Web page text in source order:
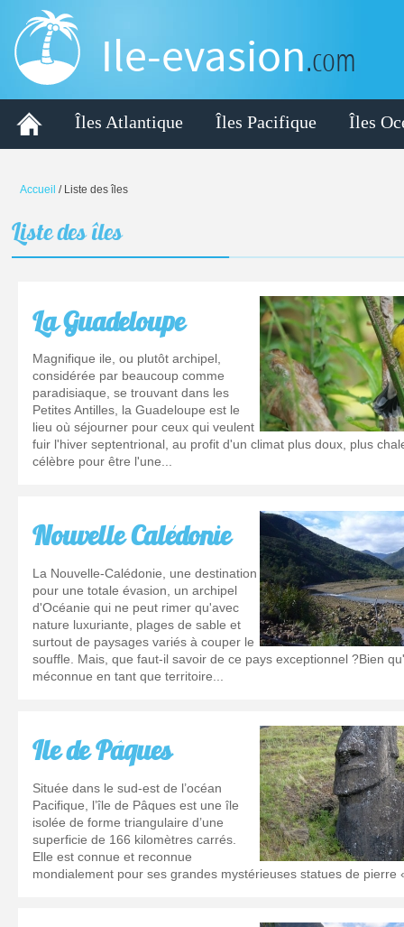
Ile-evasion.com
Îles Atlantique Îles Pacifique Îles
Accueil / Liste des îles
Listedes îles
La Guadeloupe
Magnifique ile, ou plutôt archipel,
considérée par beaucoup comme
paradisiaque, se trouvant dans les
Petites Antilles, la Guadeloupe est le
lieu où séjourner pour ceux qui veulent
fuir l'hiver septentrional, au profit d'un climat plus doux, plus
célèbre pour être l'une...
Nouvelle Calédonie
La Nouvelle-Calédonie, une destination
pour une totale évasion, un archipel
d'Océanie qui ne peut rimer qu'avec
nature luxuriante, plages de sable et
surtout de paysages variés à couper le
souffle. Mais, que faut-il savoir de ce pays exceptionnel ?Bien
méconnue en tant que territoire...
Ile de Pâques
Située dans le sud-est de l’océan
Pacifique, l’île de Pâques est une île
isolée de forme triangulaire d’une
superficie de 166 kilomètres carrés.
Elle est connue et reconnue
mondialement pour ses grandes mystérieuses statues de pierre